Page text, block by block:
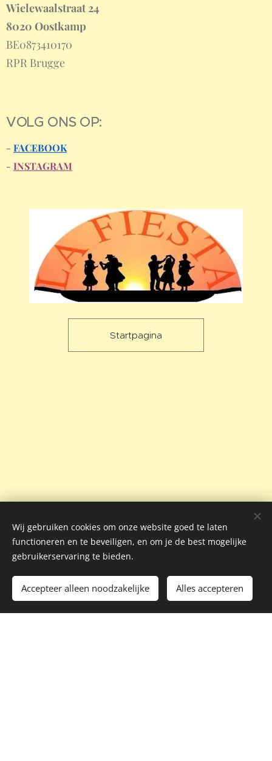
Wielewaalstraat 24
8020 Oostkamp
BE0873410170
RPR Brugge
VOLG ONS OP:
- FACEBOOK
- INSTAGRAM
Startpagina
Wij gebruiken cookies om onze website goed te laten
functioneren en te beveiligen, en om je de best mogelijke
gebruikerservaring te bieden.
Accepteer alleen noodzakelijke Alles accepteren